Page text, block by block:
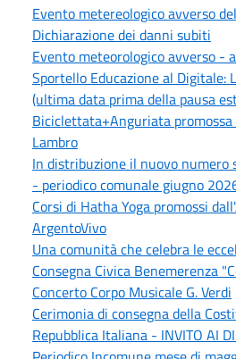
Evento metereologico avverso
Dichiarazione dei danni subiti
Evento meteorologico avverso -
Sportello Educazione al Digitale:
(ultima data prima della pausa
Biciclettata+Anguriata promossa
Lambro
In distribuzione il nuovo numero
- periodico comunale giugno
Corsi di Hatha Yoga promossi
ArgentoVivo
Una comunità che celebra le
Consegna Civica Benemerenza
Concerto Corpo Musicale G. Verdi
Cerimonia di consegna della
Repubblica Italiana - INVITO AI